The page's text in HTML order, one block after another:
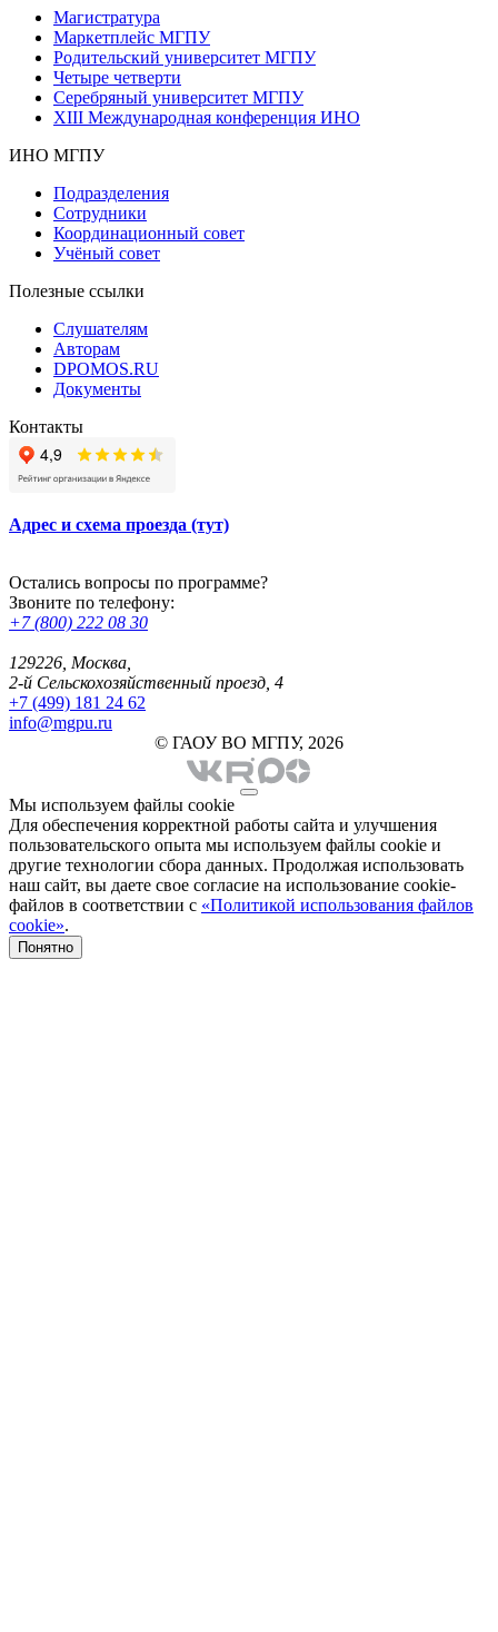
Магистратура
Маркетплейс МГПУ
Родительский университет МГПУ
Четыре четверти
Серебряный университет МГПУ
XIII Международная конференция ИНО
ИНО МГПУ
Подразделения
Сотрудники
Координационный совет
Учёный совет
Полезные ссылки
Слушателям
Авторам
DPOMOS.RU
Документы
Контакты
Адрес и схема проезда (тут)
Остались вопросы по программе?
Звоните по телефону:
+7 (800) 222 08 30
129226, Москва,
2-й Сельскохозяйственный проезд, 4
+7 (499) 181 24 62
info@mgpu.ru
© ГАОУ ВО МГПУ, 2026
Мы используем файлы cookie
Для обеспечения корректной работы сайта и улучшения
пользовательского опыта мы используем файлы cookie и
другие технологии сбора данных. Продолжая использовать
наш сайт, вы даете свое согласие на использование cookie-
файлов в соответствии с «Политикой использования файлов
cookie».
Понятно